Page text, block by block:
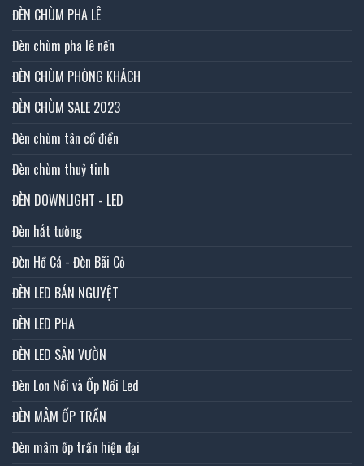
ĐÈN CHÙM PHA LÊ
Đèn chùm pha lê nến
ĐÈN CHÙM PHÒNG KHÁCH
ĐÈN CHÙM SALE 2023
Đèn chùm tân cổ điển
Đèn chùm thuỷ tinh
ĐÈN DOWNLIGHT - LED
Đèn hắt tường
Đèn Hồ Cá - Đèn Bãi Cỏ
ĐÈN LED BÁN NGUYỆT
ĐÈN LED PHA
ĐÈN LED SÂN VƯỜN
Đèn Lon Nổi và Ốp Nổi Led
ĐÈN MÂM ỐP TRẦN
Đèn mâm ốp trần hiện đại